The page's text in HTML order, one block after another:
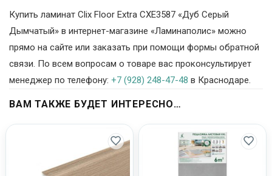
Купить ламинат Clix Floor Extra CXE3587 «Дуб Серый
Дымчатый» в интернет-магазине «Ламинаполис» можно
прямо на сайте или заказать при помощи формы обратной
связи. По всем вопросам о товаре вас проконсультирует
менеджер по телефону: +7 (928) 248-47-48 в Краснодаре.
ВАМ ТАКЖЕ БУДЕТ ИНТЕРЕСНО…